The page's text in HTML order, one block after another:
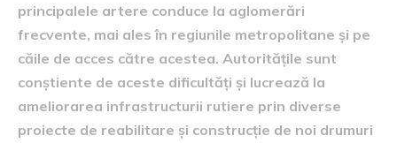
principalele artere conduce la aglomerări
frecvente, mai ales în regiunile metropolitane și pe
căile de acces către acestea. Autoritățile sunt
conștiente de aceste dificultăți și lucrează la
ameliorarea infrastructurii rutiere prin diverse
proiecte de reabilitare și construcție de noi drumuri